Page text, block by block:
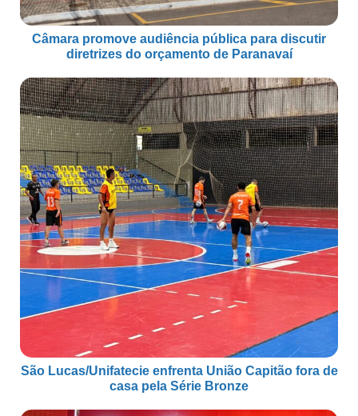
Câmara promove audiência pública para discutir
diretrizes do orçamento de Paranavaí
São Lucas/Unifatecie enfrenta União Capitão fora de
casa pela Série Bronze